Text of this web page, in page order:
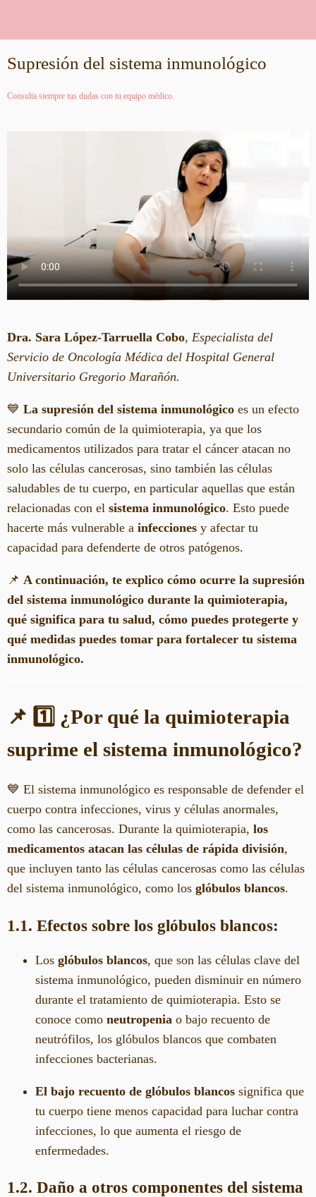
Supresión del sistema inmunológico
Consulta siempre tus dudas con tu equipo médico.
Dra. Sara López-Tarruella Cobo, Especialista del
Servicio de Oncología Médica del Hospital General
Universitario Gregorio Marañón.
💙 La supresión del sistema inmunológico es un efecto
secundario común de la quimioterapia, ya que los
medicamentos utilizados para tratar el cáncer atacan no
solo las células cancerosas, sino también las células
saludables de tu cuerpo, en particular aquellas que están
relacionadas con el sistema inmunológico. Esto puede
hacerte más vulnerable a infecciones y afectar tu
capacidad para defenderte de otros patógenos.
📌 A continuación, te explico cómo ocurre la supresión
del sistema inmunológico durante la quimioterapia,
qué significa para tu salud, cómo puedes protegerte y
qué medidas puedes tomar para fortalecer tu sistema
inmunológico.
📌 1️⃣ ¿Por qué la quimioterapia
suprime el sistema inmunológico?
💙 El sistema inmunológico es responsable de defender el
cuerpo contra infecciones, virus y células anormales,
como las cancerosas. Durante la quimioterapia, los
medicamentos atacan las células de rápida división,
que incluyen tanto las células cancerosas como las células
del sistema inmunológico, como los glóbulos blancos.
1.1. Efectos sobre los glóbulos blancos:
Los glóbulos blancos, que son las células clave del
sistema inmunológico, pueden disminuir en número
durante el tratamiento de quimioterapia. Esto se
conoce como neutropenia o bajo recuento de
neutrófilos, los glóbulos blancos que combaten
infecciones bacterianas.
El bajo recuento de glóbulos blancos significa que
tu cuerpo tiene menos capacidad para luchar contra
infecciones, lo que aumenta el riesgo de
enfermedades.
1.2. Daño a otros componentes del sistema